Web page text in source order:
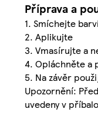
Příprava a
1. Smíchejte
2. Aplikujte
3. Vmasírujte a
4. Opláchněte a
5. Na závěr
Upozornění:
uvedeny v